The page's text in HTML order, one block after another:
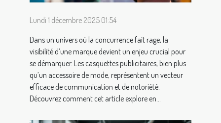
Lundi 1 décembre 2025 01:54
Dans un univers où la concurrence fait rage, la
visibilité d’une marque devient un enjeu crucial pour
se démarquer. Les casquettes publicitaires, bien plus
qu’un accessoire de mode, représentent un vecteur
efficace de communication et de notoriété.
Découvrez comment cet article explore en...